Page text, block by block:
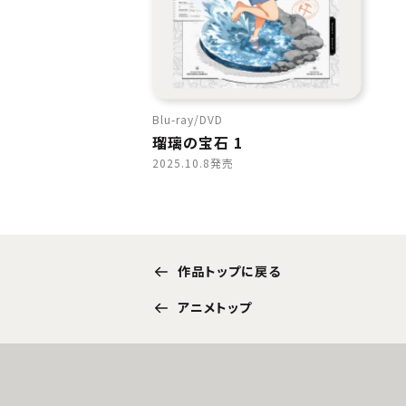
Blu-ray DVD
瑠璃の宝石 1
2025.10.8発売
作品トップに戻る
アニメトップ